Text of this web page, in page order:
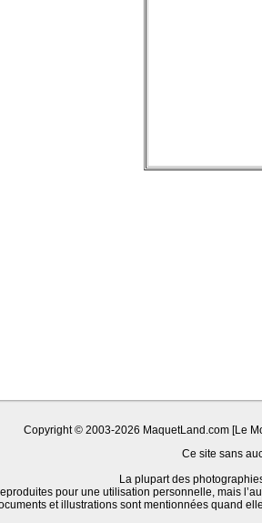
Copyright © 2003-2026 MaquetLand.com [Le
Ce site sans
La plupart des
pour une utilisation personnelle, mais
et illustrations sont mentionnées quand